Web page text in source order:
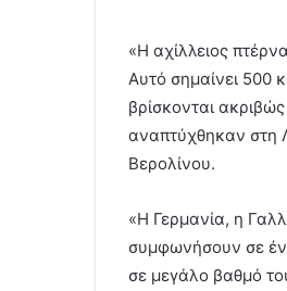
«Η αχίλλειος
Αυτό σημαίνει 500
βρίσκονται
αναπτύχθηκαν στη
Βερολίνου.
«Η Γερμανία, η
συμφωνήσουν σε
σε μεγάλο βαθμό